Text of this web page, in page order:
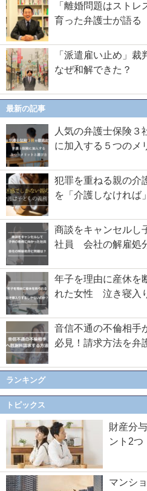
「離婚問題はスト
育った弁護士が語る
「派遣雇い止め」
なぜ和解できた？
最新の記事
人気の弁護士保険３
に加入する５つのメ
犯罪を重ねる親の
を「介護しなければ
商談をキャンセルし
社員 会社の解雇処
年子を理由に産休を
れた女性 泣き寝入
音信不通の不倫相手
必見！請求方法を弁
ランキング
トピックス
財産分
ント2つ
マンシ